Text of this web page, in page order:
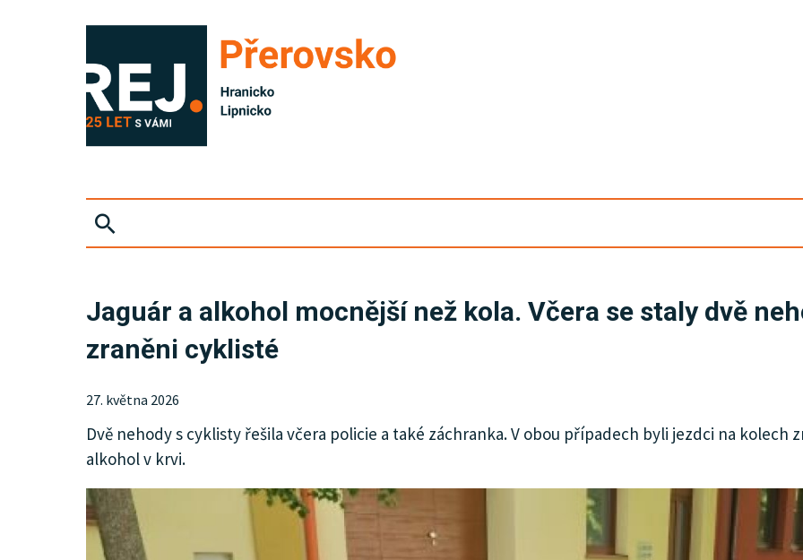
KRIMI
KULTURA
INZERCE
Jaguár a alkohol mocnější než kola. Včera se staly dvě
zraněni cyklisté
27. května 2026
Dvě nehody s cyklisty řešila včera policie a také záchranka. V obou případech byli jezdci na
alkohol v krvi.